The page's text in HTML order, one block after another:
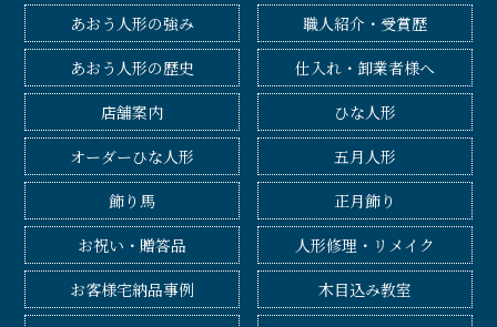
あおう人形の強み
職人紹介・受賞歴
あおう人形の歴史
仕入れ・卸業者様へ
店舗案内
ひな人形
オーダーひな人形
五月人形
飾り馬
正月飾り
お祝い・贈答品
人形修理・リメイク
お客様宅納品事例
木目込み教室